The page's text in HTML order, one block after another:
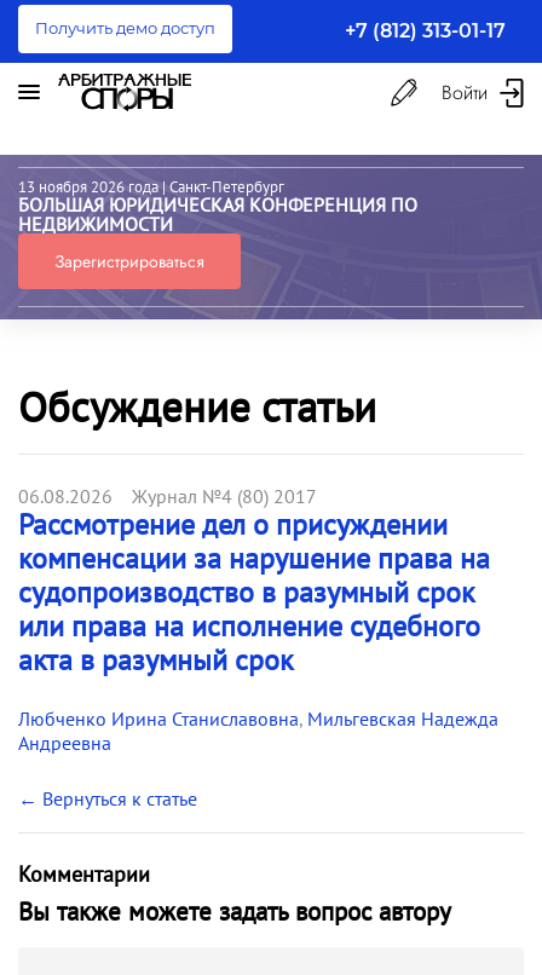
Получить демо доступ +7 (812) 313-01-17
Войти
13 ноября 2026 года | Санкт-Петербург
БОЛЬШАЯ ЮРИДИЧЕСКАЯ КОНФЕРЕНЦИЯ ПО
НЕДВИЖИМОСТИ
Зарегистрироваться
Обсуждение статьи
06.08.2026 Журнал №4 (80) 2017
Рассмотрение дел о присуждении
компенсации за нарушение права на
судопроизводство в разумный срок
или права на исполнение судебного
акта в разумный срок
Любченко Ирина Станиславовна, Мильгевская Надежда
Андреевна
← Вернуться к статье
Комментарии
Вы также можете задать вопрос автору